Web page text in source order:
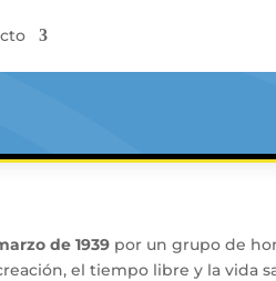
de 1939 por un grupo de
el tiempo libre y la vida